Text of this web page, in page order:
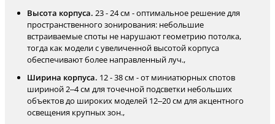
Высота корпуса. 23 - 24 см - оптимальное решение для
пространственного зонирования: небольшие
встраиваемые споты не нарушают геометрию потолка,
тогда как модели с увеличенной высотой корпуса
обеспечивают более направленный луч.,
Ширина корпуса. 12 - 38 см - от миниатюрных спотов
шириной 2–4 см для точечной подсветки небольших
объектов до широких моделей 12–20 см для акцентного
освещения крупных зон.,